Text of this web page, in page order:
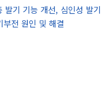
기 기능 개선, 심인성 발기
전 원인 및 해결